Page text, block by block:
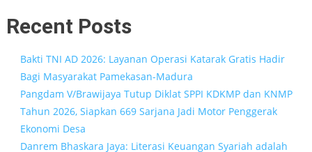
Recent Posts
Bakti TNI AD 2026: Layanan Operasi Katarak Gratis Hadir
Bagi Masyarakat Pamekasan-Madura
Pangdam V/Brawijaya Tutup Diklat SPPI KDKMP dan KNMP
Tahun 2026, Siapkan 669 Sarjana Jadi Motor Penggerak
Ekonomi Desa
Danrem Bhaskara Jaya: Literasi Keuangan Syariah adalah